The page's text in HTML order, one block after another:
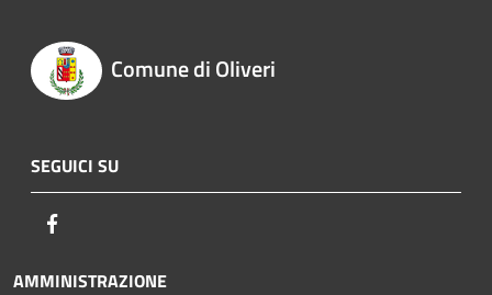
Comune di Oliveri
SEGUICI SU
AMMINISTRAZIONE